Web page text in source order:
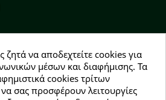
θα είστε οι πρώτοι που θα
να αποδεχτείτε cookies για
μέσων και διαφήμισης. Τα
cookies τρίτων
σας προσφέρουν λειτουργίες